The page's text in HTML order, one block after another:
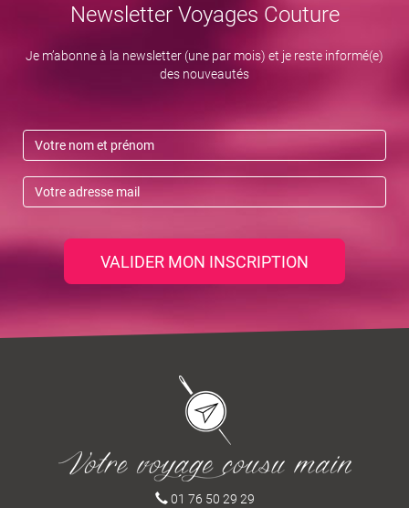
Newsletter Voyages Couture
Je m’abonne à la newsletter (une par mois) et je reste informé(e)
des nouveautés
VALIDER MON INSCRIPTION
01 76 50 29 29